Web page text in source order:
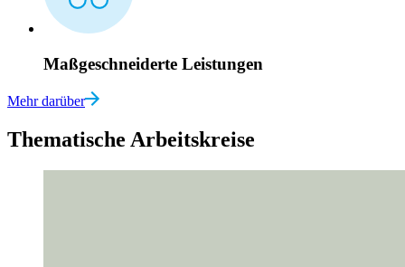
Maßgeschneiderte Leistungen
Mehr darüber
Thematische Arbeitskreise